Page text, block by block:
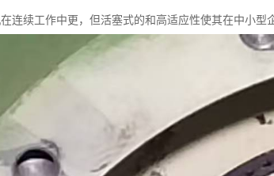
连续工作中更，但活塞式的和高适应性使其在中小型